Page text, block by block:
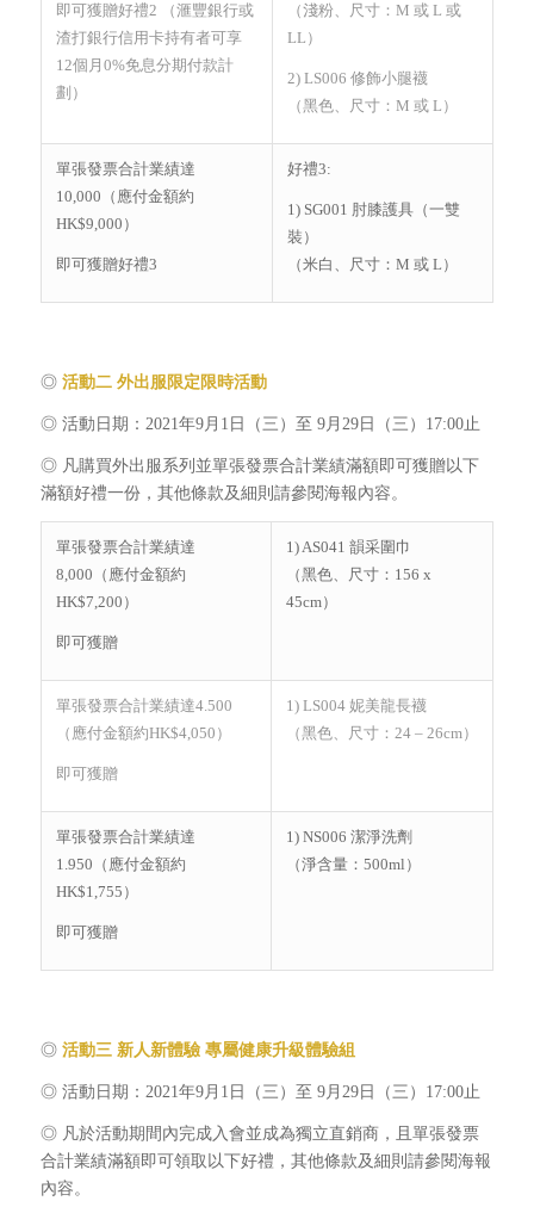
即可獲贈好禮2 （滙豐銀行或
渣打銀行信用卡持有者可享
12個月0%免息分期付款計
劃）
（淺粉、尺寸：M 或 L 或
LL）
2) LS006 修飾小腿襪
（黑色、尺寸：M 或 L）
單張發票合計業績達
10,000（應付金額約
HK$9,000）
即可獲贈好禮3
好禮3:
1) SG001 肘膝護具（一雙
裝）
（米白、尺寸：M 或 L）
◎ 活動二 外出服限定限時活動
◎ 活動日期：2021年9月1日（三）至 9月29日（三）17:00止
◎ 凡購買外出服系列並單張發票合計業績滿額即可獲贈以下
滿額好禮一份，其他條款及細則請參閱海報內容。
單張發票合計業績達
8,000（應付金額約
HK$7,200）
即可獲贈
1) AS041 韻采圍巾
（黑色、尺寸：156 x
45cm）
單張發票合計業績達4.500
（應付金額約HK$4,050）
即可獲贈
1) LS004 妮美龍長襪
（黑色、尺寸：24 – 26cm）
單張發票合計業績達
1.950（應付金額約
HK$1,755）
即可獲贈
1) NS006 潔淨洗劑
（淨含量：500ml）
◎ 活動三 新人新體驗 專屬健康升級體驗組
◎ 活動日期：2021年9月1日（三）至 9月29日（三）17:00止
◎ 凡於活動期間內完成入會並成為獨立直銷商，且單張發票
合計業績滿額即可領取以下好禮，其他條款及細則請參閱海報
內容。